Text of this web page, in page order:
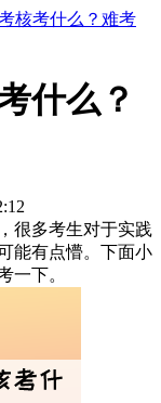
核考什么？难考
什么？
很多考生对于实践
能有点懵。下面小
一下。